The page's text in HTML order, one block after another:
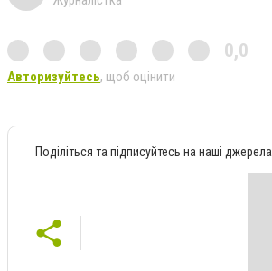
0,0
Авторизуйтесь, щоб оцінити
Поділіться та підписуйтесь на наші джерела